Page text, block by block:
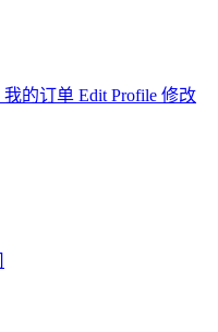
我的订单 Edit Profile 修改